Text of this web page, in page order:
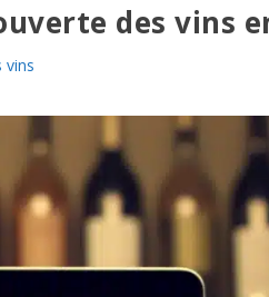
des vins
vins